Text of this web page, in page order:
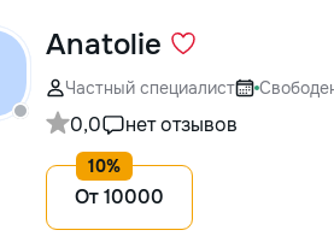
Anatolie
Частный специалист
0,0 нет отзывов
От 10000